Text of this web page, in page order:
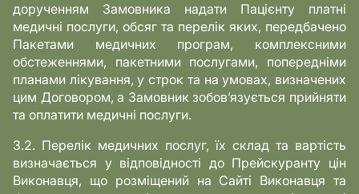
дорученням Замовника надати Пацієнту платні
медичні послуги, обсяг та перелік яких, передбачено
Пакетами медичних програм, комплексними
обстеженнями, пакетними послугами, попередніми
планами лікування, у строк та на умовах, визначених
цим Договором, а Замовник зобов’язується прийняти
та оплатити медичні послуги.
3.2. Перелік медичних послуг, їх склад та вартість
визначається у відповідності до Прейскуранту цін
Виконавця, що розміщений на Сайті Виконавця та